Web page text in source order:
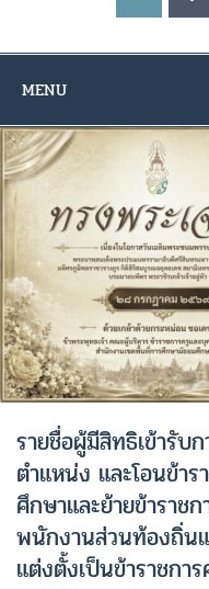
MENU
รายชื่อผู้มีสิทธิเข้ารับ
ตำแหน่ง และโอนข้า
ศึกษาและย้ายข้าราช
พนักงานส่วนท้องถิ่นแ
แต่งตั้งเป็นข้าราชกา